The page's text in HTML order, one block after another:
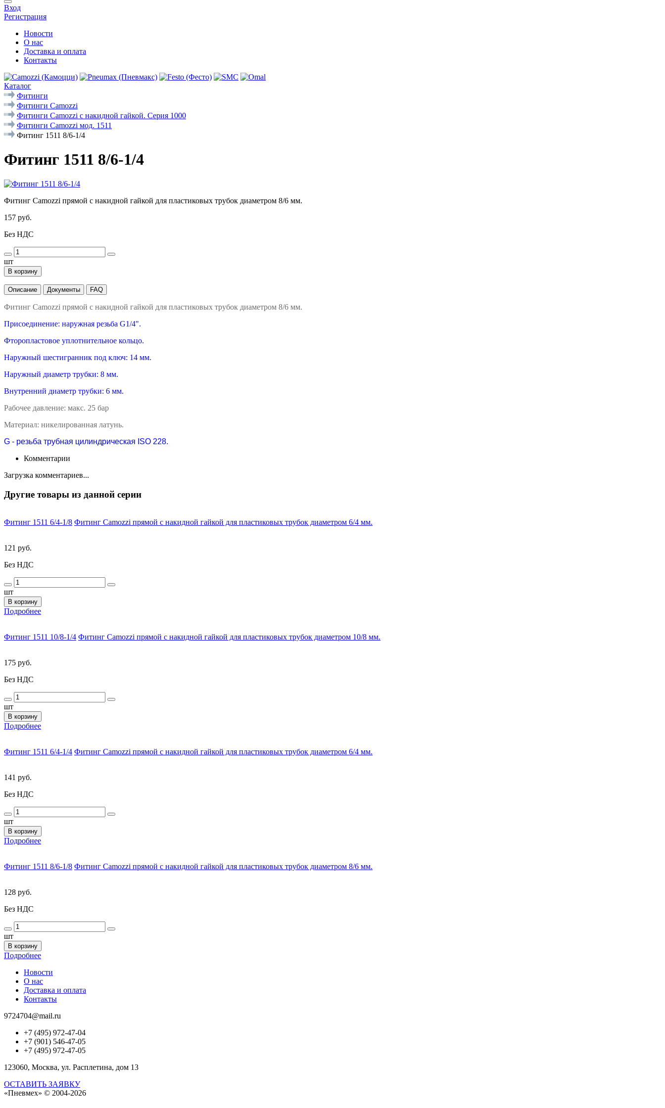
Вход
Регистрация
Новости
О нас
Доставка и оплата
Контакты
Каталог
Фитинги
Фитинги Camozzi
Фитинги Camozzi с накидной гайкой. Серия 1000
Фитинги Camozzi мод. 1511
Фитинг 1511 8/6-1/4
Фитинг 1511 8/6-1/4
Фитинг Camozzi прямой с накидной гайкой для пластиковых трубок диаметром 8/6 мм.
157 руб.
Без НДС
шт
В корзину
Описание Документы FAQ
Фитинг Camozzi прямой с накидной гайкой для пластиковых трубок диаметром 8/6 мм.
Присоединение: наружная резьба G1/4".
Фторопластовое уплотнительное кольцо.
Наружный шестигранник под ключ: 14 мм.
Наружный диаметр трубки: 8 мм.
Внутренний диаметр трубки: 6 мм.
Рабочее давление: макс. 25 бар
Материал: никелированная латунь.
G - резьба трубная цилиндрическая ISO 228.
Комментарии
Загрузка комментариев...
Другие товары из данной серии
Фитинг 1511 6/4-1/8 Фитинг Camozzi прямой с накидной гайкой для пластиковых трубок диаметром 6/4 мм.
121 руб.
Без НДС
шт
В корзину
Подробнее
Фитинг 1511 10/8-1/4 Фитинг Camozzi прямой с накидной гайкой для пластиковых трубок диаметром 10/8 мм.
175 руб.
Без НДС
шт
В корзину
Подробнее
Фитинг 1511 6/4-1/4 Фитинг Camozzi прямой с накидной гайкой для пластиковых трубок диаметром 6/4 мм.
141 руб.
Без НДС
шт
В корзину
Подробнее
Фитинг 1511 8/6-1/8 Фитинг Camozzi прямой с накидной гайкой для пластиковых трубок диаметром 8/6 мм.
128 руб.
Без НДС
шт
В корзину
Подробнее
Новости
О нас
Доставка и оплата
Контакты
9724704@mail.ru
+7 (495) 972-47-04
+7 (901) 546-47-05
+7 (495) 972-47-05
123060, Москва, ул. Расплетина, дом 13
ОСТАВИТЬ ЗАЯВКУ
«Пневмех» © 2004-2026